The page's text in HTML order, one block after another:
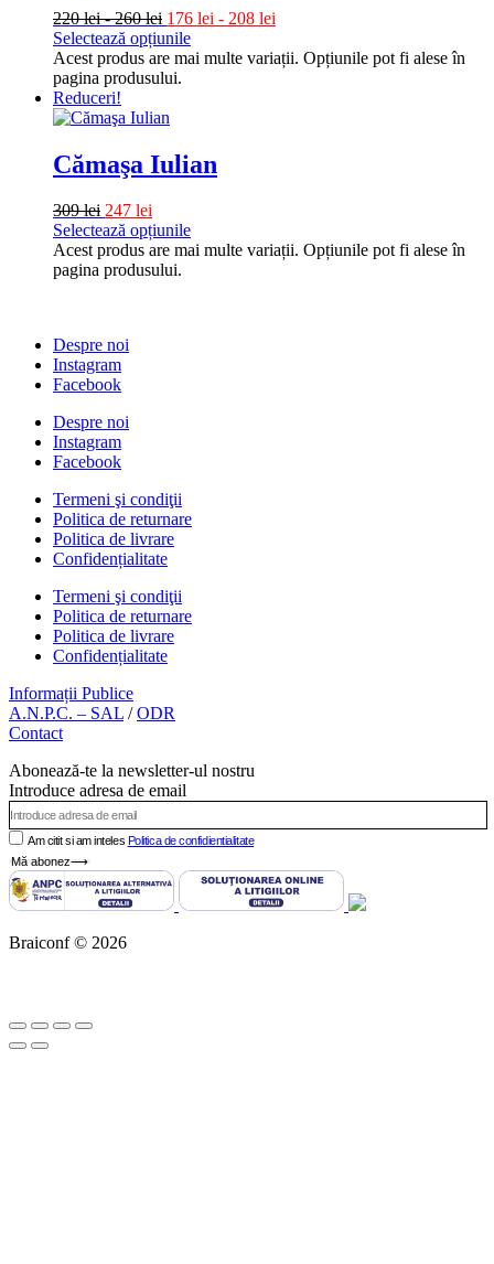
220lei-260lei 176 lei - 208 lei
Selectează opțiunile
Acest produs are mai multe variații. Opțiunile pot fi alese în
pagina produsului.
Reduceri!
Cămaşa Iulian
309lei 247 lei
Selectează opțiunile
Acest produs are mai multe variații. Opțiunile pot fi alese în
pagina produsului.
Despre noi
Instagram
Facebook
Despre noi
Instagram
Facebook
Termeni şi condiţii
Politica de returnare
Politica de livrare
Confidențialitate
Termeni şi condiţii
Politica de returnare
Politica de livrare
Confidențialitate
Informații Publice
A.N.P.C. – SAL /ODR
Contact
Abonează-te la newsletter-ul nostru
Introduce adresa de email
Am citit si am inteles Politica de confidientialitate
Mă abonez⟶
Braiconf © 2026